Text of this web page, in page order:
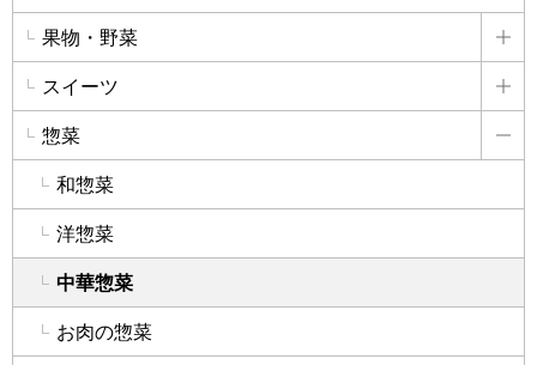
果物・野菜
詳
スイーツ
詳
惣菜
和惣菜
洋惣菜
中華惣菜
お肉の惣菜